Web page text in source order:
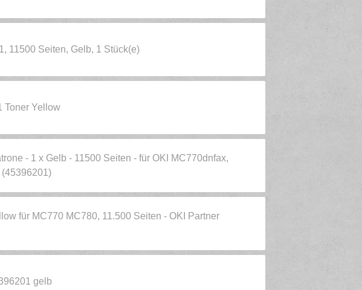
11500 Seiten, Gelb, 1 Stück(e)
Toner Yellow
- 1 x Gelb - 11500 Seiten - für OKI MC770dnfax,
für MC770 MC780, 11.500 Seiten - OKI Partner
gelb